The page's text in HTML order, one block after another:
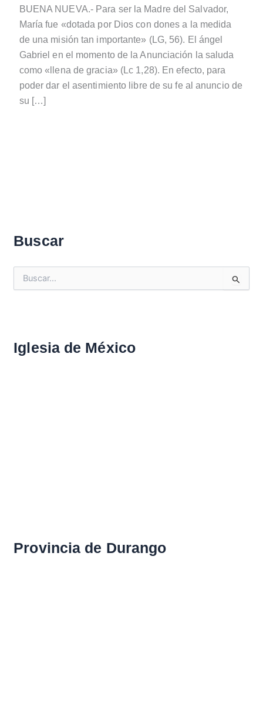
BUENA NUEVA.- Para ser la Madre del Salvador,
María fue «dotada por Dios con dones a la medida
de una misión tan importante» (LG, 56). El ángel
Gabriel en el momento de la Anunciación la saluda
como «llena de gracia» (Lc 1,28). En efecto, para
poder dar el asentimiento libre de su fe al anuncio de
su […]
Buscar
u
Iglesia de México
Provincia de Durango